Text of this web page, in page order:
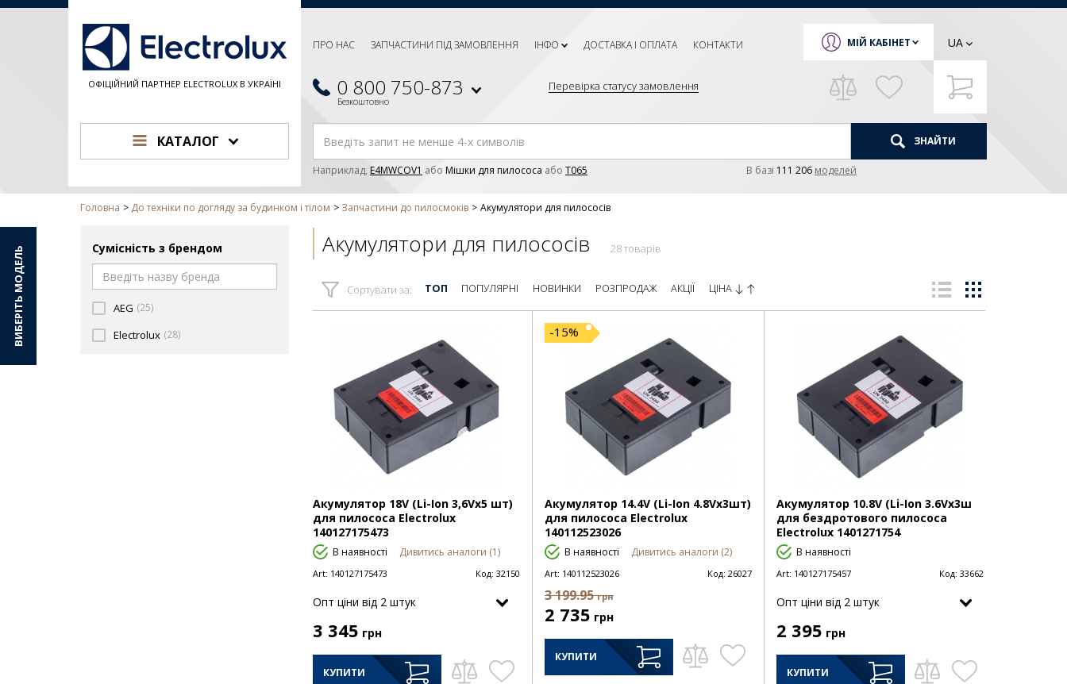
ОФІЦІЙНИЙ ПАРТНЕР ELECTROLUX В УКРАЇНІ
ПРО НАС ЗАПЧАСТИНИ ПІД ЗАМОВЛЕННЯ ІНФО ДОСТАВКА І ОПЛАТА КОНТАКТИ
0 800 750-873
Безкоштовно
Перевірка статусу замовлення
МІЙ КАБІНЕТ UA
КАТАЛОГ ЗНАЙТИ
Наприклад, E4MWCOV1 або Мішки для пилососа або T065 В базi 111 206 моделей
Головна До техніки по догляду за будинком і тілом Запчастини до пилосмоків Акумулятори для пилососів
Сумісність з брендом
AEG (25)
Electrolux (28)
Акумулятори для пилососів 28 товарів
Сортувати за: ТОП ПОПУЛЯРНІ НОВИНКИ РОЗПРОДАЖ АКЦІЇ ЦІНА
Акумулятор 18V (Li-Ion 3,6Vx5 шт)
для пилососа Electrolux
140127175473
В наявності Дивитись аналоги (1)
Art: 140127175473 Код: 32150
Опт цiни від 2 штук
3 345 грн
КУПИТИ
Акумулятор 14.4V (Li-Ion 4.8Vx3шт)
для пилососа Electrolux
140112523026
-15%
В наявності Дивитись аналоги (2)
Art: 140112523026 Код: 26027
3 199.95 грн
2 735 грн
КУПИТИ
Акумулятор 10.8V (Li-Ion 3.6Vx3ш
для бездротового пилососа
Electrolux 1401271754
В наявності
Art: 140127175457 Код: 33662
Опт цiни від 2 штук
2 395 грн
КУПИТИ
ВИБЕРІТЬ МОДЕЛЬ